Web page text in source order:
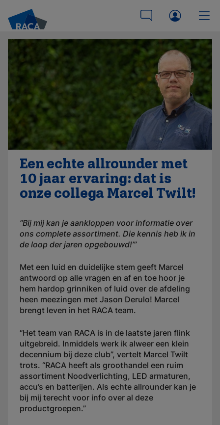
Een echte allrounder met
10 jaar ervaring: dat is
onze collega Marcel Twilt!
“Bij mij kan je aankloppen voor informatie over
ons complete assortiment. Die kennis heb ik in
de loop der jaren opgebouwd!”’
Met een luid en duidelijke stem geeft Marcel
antwoord op alle vragen en af en toe hoor je
hem hardop grinniken of luid over de afdeling
heen meezingen met Jason Derulo! Marcel
brengt leven in het RACA team.
“Het team van RACA is in de laatste jaren flink
uitgebreid. Inmiddels werk ik alweer een klein
decennium bij deze club”, vertelt Marcel Twilt
trots. “RACA heeft als groothandel een ruim
assortiment Noodverlichting, LED armaturen,
accu’s en batterijen. Als echte allrounder kan je
bij mij terecht voor info over al deze
productgroepen.”